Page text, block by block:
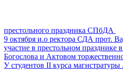
престольного праздника СПбДА
9 октября и.о ректора СДА прот.
участие в престольном празднике
Богослова и Актовом
У cтудентов II курса